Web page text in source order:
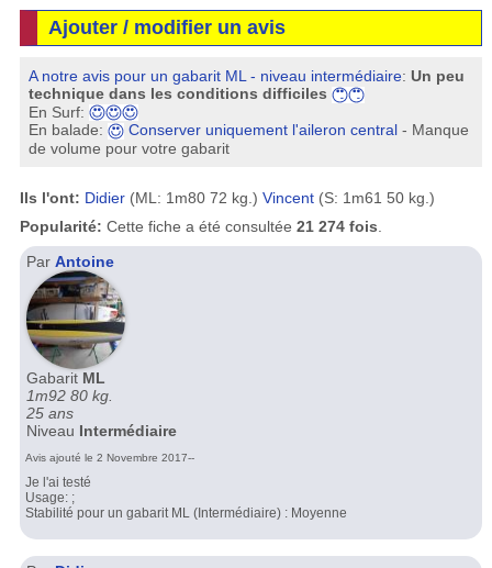
Ajouter / modifier un avis
A notre avis pour un gabarit ML - niveau intermédiaire:Un peu
technique dans les conditions difficiles
En Surf:
En balade:
Conserver uniquement l'aileron central - Manque
de volume pour votre gabarit
Ils l'ont: Didier(ML: 1m80 72 kg.) Vincent(S: 1m61 50 kg.)
Popularité: Cette fiche a été consultée 21 274 fois
Par Antoine
Gabarit ML
1m92 80 kg.
25 ans
Niveau Intermédiaire
Avis ajouté le 2 Novembre 2017--
Je l'ai testé
Usage: ;
Stabilité pour un gabarit ML (Intermédiaire) : Moyenne